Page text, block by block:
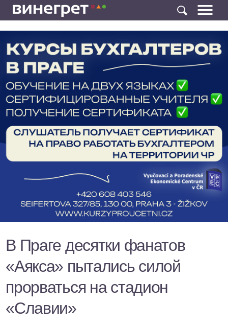
В Праге десятки фанатов
«Аякса» пытались силой
прорваться на стадион
«Славии»